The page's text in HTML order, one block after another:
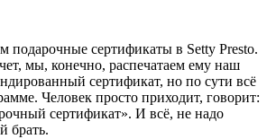
подарочные сертификаты в Setty Presto.
мы, конечно, распечатаем ему наш
сертификат, но по сути всё
Человек просто приходит, говорит:
сертификат». И всё, не надо
брать.